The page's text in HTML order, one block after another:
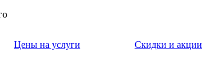
Цены на услуги Скидки и акции